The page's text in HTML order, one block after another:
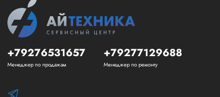
+79276531657
Менеджер по продажам
+79277129688
Менеджер по ремонту